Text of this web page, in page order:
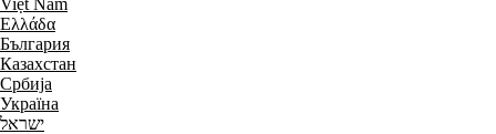
Việt Nam
Ελλάδα
България
Казахстан
Србија
Україна
ישראל